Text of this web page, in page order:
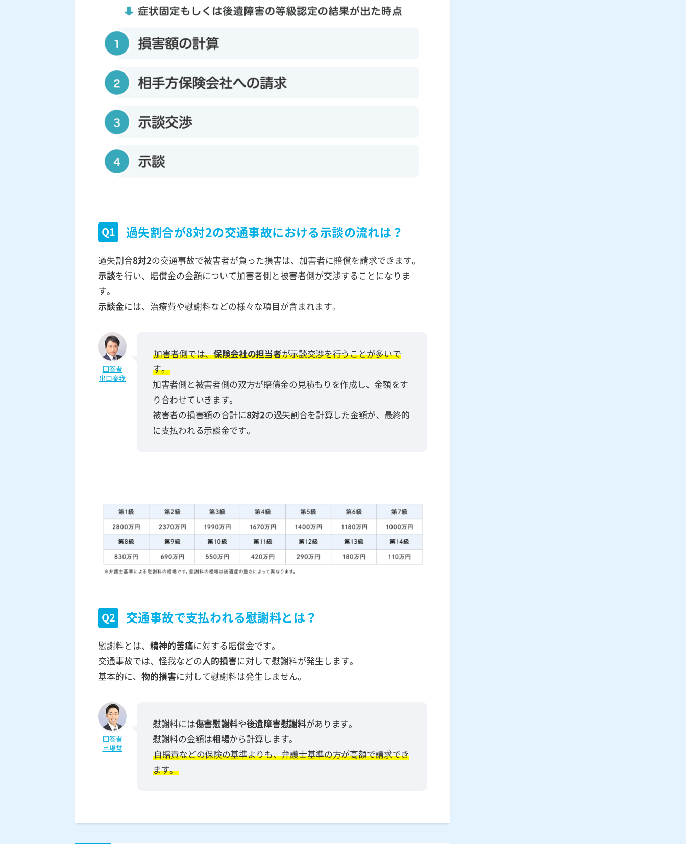
Q1 過失割合が8対2の交通事故における示談の流れは？
過失割合8対2の交通事故で被害者が負った損害は、加害者に賠償を請求できます。
示談を行い、賠償金の金額について加害者側と被害者側が交渉することになりま
す。
示談金には、治療費や慰謝料などの様々な項目が含まれます。
回答者
出口泰我
加害者側では、保険会社の担当者が示談交渉を行うことが多いで
す。
加害者側と被害者側の双方が賠償金の見積もりを作成し、金額をす
り合わせていきます。
被害者の損害額の合計に8対2の過失割合を計算した金額が、最終的
に支払われる示談金です。
Q2 交通事故で支払われる慰謝料とは？
慰謝料とは、 精神的苦痛に対する賠償金です。
交通事故では、怪我などの人的損害に対して慰謝料が発生します。
基本的に、 物的損害に対して慰謝料は発生しません。
回答者
弓場慧
慰謝料には傷害慰謝料や後遺障害慰謝料があります。
慰謝料の金額は相場から計算します。
自賠責などの保険の基準よりも、弁護士基準の方が高額で請求でき
ます。